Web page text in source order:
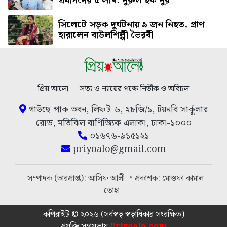
সিলেটে সড়ক দুর্ঘটনায় ৯ জন নিহত, প্রাণ
হারালেন বাউলশিল্পী ভৈরবী
প্রিয় আলো ।। সত্য ও ন্যায়ের পক্ষে নির্ভীক ও অবিচল
গাউছে-পাক ভবন, লিফট-৬, ২৮জি/১, টয়নবি সার্কুলার
রোড, মতিঝিল বাণিজ্যিক এলাকা, ঢাকা-১০০০
০১৬৭৬-৯১৫১২১
priyoalo@gmail.com
সম্পাদক (ভারপ্রাপ্ত): আসিফ আলী
প্রকাশক: মোস্তফা কামাল
তোহা
কপিরাইট © ২০২৬ (সর্বস্বত্ব স্বত্বাধিকার সংরক্ষিত)